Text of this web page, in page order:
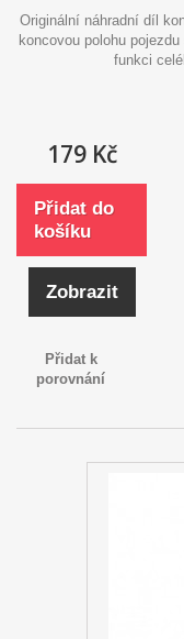
Originální náhradní díl
koncovou polohu
funkci
179 Kč
Přidat do
košíku
Zobrazit
Přidat k
porovnání